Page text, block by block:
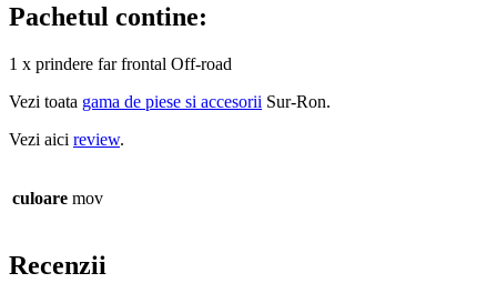
Pachetul contine:
1 x prindere far frontal Off-road
Vezi toata gama de piese si accesorii Sur-Ron.
Vezi aici review.
culoare mov
Recenzii